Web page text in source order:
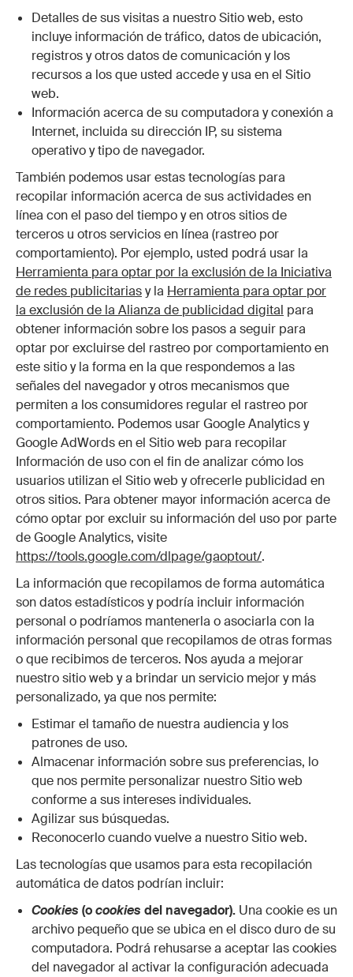
Detalles de sus visitas a nuestro Sitio web, esto
incluye información de tráfico, datos de ubicación,
registros y otros datos de comunicación y los
recursos a los que usted accede y usa en el Sitio
web.
Información acerca de su computadora y conexión a
Internet, incluida su dirección IP, su sistema
operativo y tipo de navegador.
También podemos usar estas tecnologías para
recopilar información acerca de sus actividades en
línea con el paso del tiempo y en otros sitios de
terceros u otros servicios en línea (rastreo por
comportamiento). Por ejemplo, usted podrá usar la
Herramienta para optar por la exclusión de la Iniciativa
de redes publicitariasy la Herramienta para optar por
la exclusión de la Alianza de publicidad digital para
obtener información sobre los pasos a seguir para
optar por excluirse del rastreo por comportamiento en
este sitio y la forma en la que respondemos a las
señales del navegador y otros mecanismos que
permiten a los consumidores regular el rastreo por
comportamiento. Podemos usar Google Analytics y
Google AdWords en el Sitio web para recopilar
Información de uso con el fin de analizar cómo los
usuarios utilizan el Sitio web y ofrecerle publicidad en
otros sitios. Para obtener mayor información acerca de
cómo optar por excluir su información del uso por parte
de Google Analytics, visite
https://tools.google.com/dlpage/gaoptout/.
La información que recopilamos de forma automática
son datos estadísticos y podría incluir información
personal o podríamos mantenerla o asociarla con la
información personal que recopilamos de otras formas
o que recibimos de terceros. Nos ayuda a mejorar
nuestro sitio web y a brindar un servicio mejor y más
personalizado, ya que nos permite:
Estimar el tamaño de nuestra audiencia y los
patrones de uso.
Almacenar información sobre sus preferencias, lo
que nos permite personalizar nuestro Sitio web
conforme a sus intereses individuales.
Agilizar sus búsquedas.
Reconocerlo cuando vuelve a nuestro Sitio web.
Las tecnologías que usamos para esta recopilación
automática de datos podrían incluir:
Cookies (ocookies del navegador). Una cookie es un
archivo pequeño que se ubica en el disco duro de su
computadora. Podrá rehusarse a aceptar las cookies
del navegador al activar la configuración adecuada